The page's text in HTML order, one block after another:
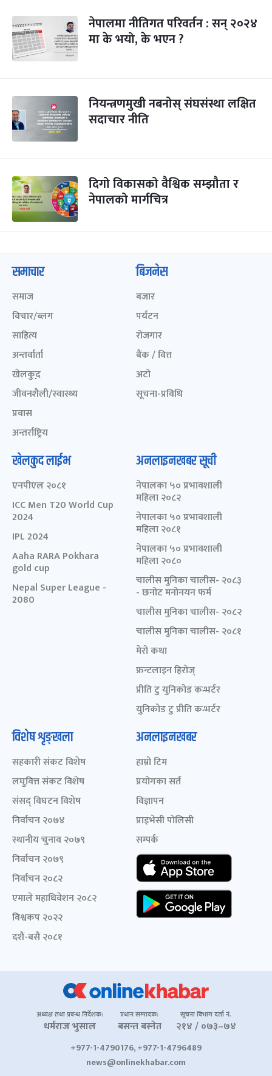
नेपालमा नीतिगत परिवर्तन : सन् २०२४
मा के भयो, के भएन ?
नियन्त्रणमुखी नबनोस् संघसंस्था लक्षित
सदाचार नीति
दिगो विकासको वैश्विक सम्झौता र
नेपालको मार्गचित्र
समाचार
समाज
विचार/ब्लग
साहित्य
अन्तर्वार्ता
खेलकुद़़
जीवनशैली/स्वास्थ्य
प्रवास
अन्तर्राष्ट्रिय
बिजनेस
बजार
पर्यटन
रोजगार
बैंक / वित्त
अटो
सूचना-प्रविधि
खेलकुद लाईभ
एनपीएल २०८१
ICC Men T20 World Cup
2024
IPL 2024
Aaha RARA Pokhara
gold cup
Nepal Super League -
2080
अनलाइनखबर सूची
नेपालका ५० प्रभावशाली
महिला २०८२
नेपालका ५० प्रभावशाली
महिला २०८१
नेपालका ५० प्रभावशाली
महिला २०८०
चालीस मुनिका चालीस- २०८३
- छनोट मनोनयन फर्म
चालीस मुनिका चालीस- २०८२
चालीस मुनिका चालीस- २०८१
मेरो कथा
फ्रन्टलाइन हिरोज्
प्रीति टु युनिकोड कन्भर्टर
युनिकोड टु प्रीति कन्भर्टर
विशेष शृङ्खला
सहकारी संकट विशेष
लघुवित्त संकट विशेष
संसद् विघटन विशेष
निर्वाचन २०७४
स्थानीय चुनाव २०७९
निर्वाचन २०७९
निर्वाचन २०८२
एमाले महाधिवेशन २०८२
विश्वकप २०२२
दशैं-बसैं २०८१
अनलाइनखबर
हाम्रो टिम
प्रयोगका सर्त
विज्ञापन
प्राइभेसी पोलिसी
सम्पर्क
अध्यक्ष तथा प्रबन्ध निर्देशक:
धर्मराज भुसाल
प्रधान सम्पादक:
बसन्त बस्नेत
सूचना विभाग दर्ता नं.
२१४ / ०७३–७४
+977-1-4790176, +977-1-4796489
news@onlinekhabar.com